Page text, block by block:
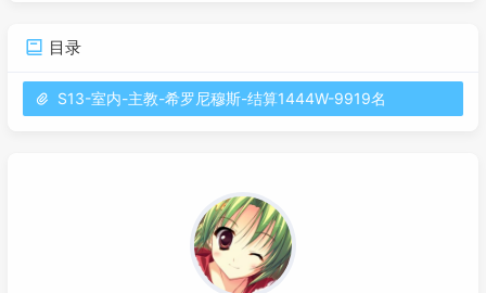
目录
S13-室内-主教-希罗尼穆斯-结算1444W-9919名